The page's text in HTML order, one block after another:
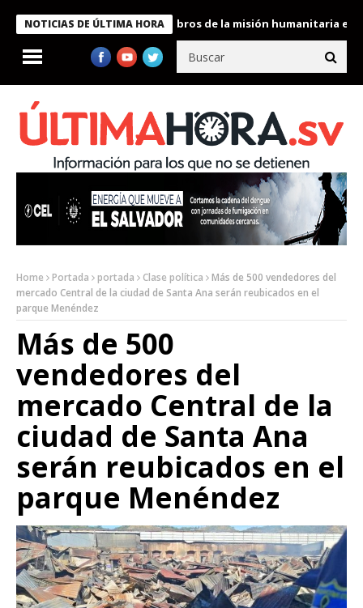
NOTICIAS DE ÚLTIMA HORA
Bukele condecora a miembros de la misión humanitaria enviada
Home Portada portada Clase política
Más de 500 vendedores del
mercado Central de la ciudad de Santa Ana serán reubicados en el
parque Menéndez
Más de 500
vendedores del
mercado Central de la
ciudad de Santa Ana
serán reubicados en el
parque Menéndez